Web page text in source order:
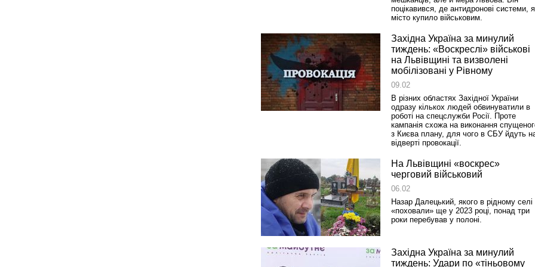
поцікавився, де антидронові системи,
місто купило військовим.
Західна Україна за минулий
тиждень: «Воскреслі» військові
на Львівщині та визволені
мобілізовані у Рівному
09.02
В різних областях Західної України
одразу кількох людей обвинуватили в
роботі на спецслужби Росії. Проте
кампанія схожа на виконання
з Києва плану, для чого в СБУ йдуть
відверті провокації.
На Львівщині «воскрес»
черговий військовий
06.02
Назар Далецький, якого в рідному селі
«поховали» ще у 2023 році, понад три
роки перебував у полоні.
Західна Україна за минулий
тиждень: Удари по «тіньовому